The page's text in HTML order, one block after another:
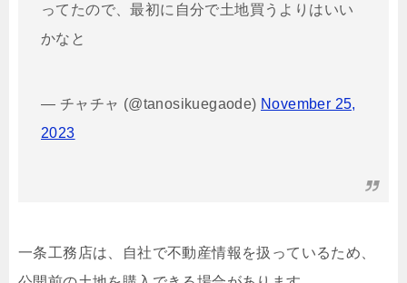
ってたので、最初に自分で土地買うよりはいい
かなと
— チャチャ (@tanosikuegaode) November 25,
2023
一条工務店は、自社で不動産情報を扱っているため、